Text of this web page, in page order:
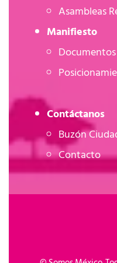
Asambleas
Manifiesto
Contáctanos
Buzón
Contacto